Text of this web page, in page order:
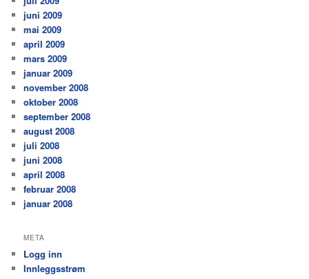
juni 2009
mai 2009
april 2009
mars 2009
januar 2009
november 2008
oktober 2008
september 2008
august 2008
juli 2008
juni 2008
april 2008
februar 2008
januar 2008
META
Logg inn
Innleggsstrøm